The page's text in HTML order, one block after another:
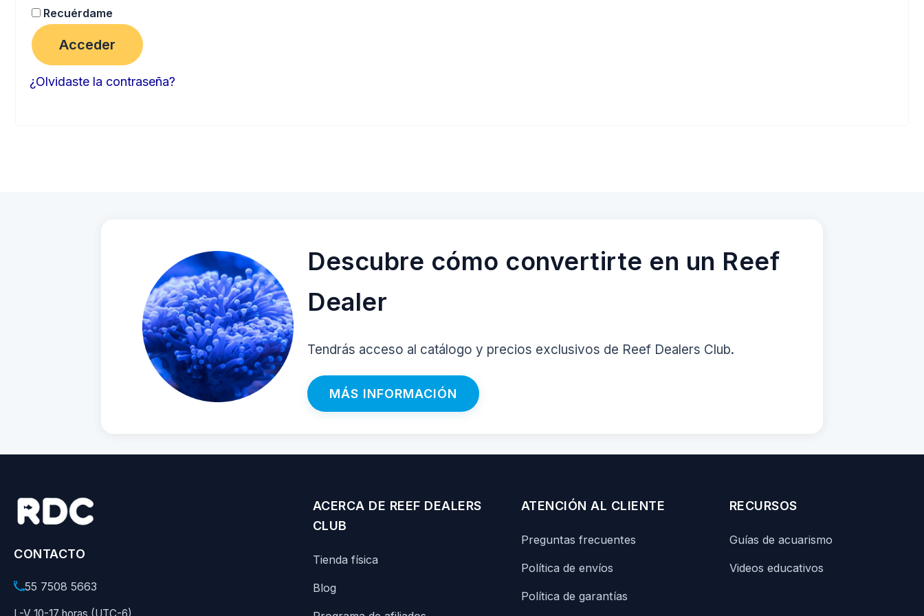
Recuérdame
Acceder
¿Olvidaste la contraseña?
Descubre cómo convertirte en un Reef
Dealer
Tendrás acceso al catálogo y precios exclusivos de Reef Dealers Club.
MÁS INFORMACIÓN
CONTACTO
55 7508 5663
ACERCA DE REEF DEALERS
CLUB
Tienda física
Blog
ATENCIÓN AL CLIENTE
Preguntas frecuentes
Política de envíos
Política de garantías
RECURSOS
Guías de acuarismo
Videos educativos